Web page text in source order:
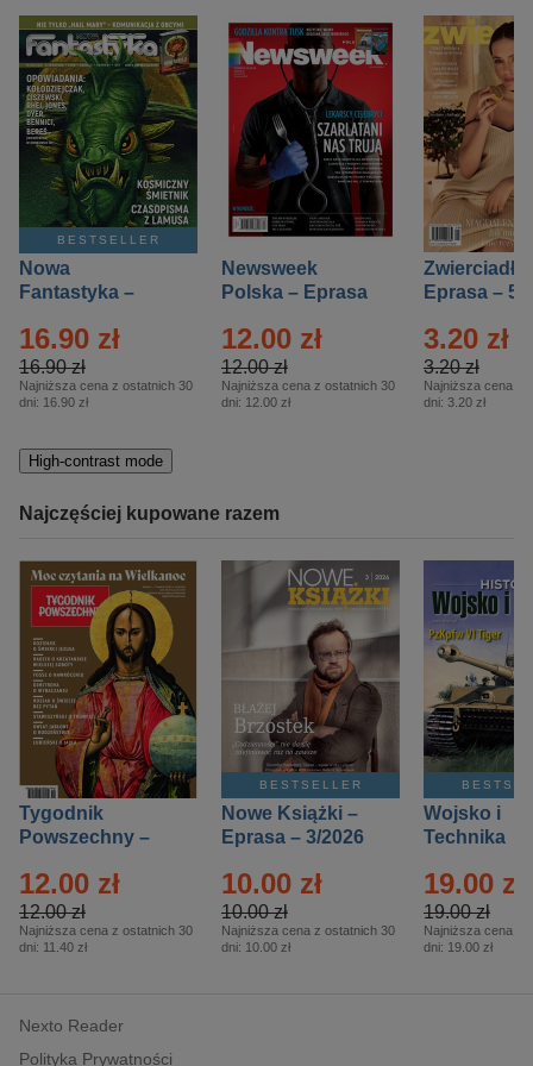
BESTSELLER
Nowa
Fantastyka –
16.90 zł
16.90 zł
Najniższa cena z ostatnich 30
dni: 16.90 zł
Newsweek
Polska – Eprasa
12.00 zł
12.00 zł
Najniższa cena z ostatnich 30
dni: 12.00 zł
Zwierciadło
Eprasa – 5/
3.20 zł
3.20 zł
Najniższa cena z
dni: 3.20 zł
High-contrast mode
Najczęściej kupowane razem
Tygodnik
Powszechny –
12.00 zł
12.00 zł
Najniższa cena z ostatnich 30
dni: 11.40 zł
BESTSELLER
Nowe Książki –
Eprasa – 3/2026
10.00 zł
10.00 zł
Najniższa cena z ostatnich 30
dni: 10.00 zł
Wojsko i
Technika
– 2/2026
19.00 zł
19.00 zł
Najniższa cena z
dni: 19.00 zł
Nexto Reader
Polityka Prywatności